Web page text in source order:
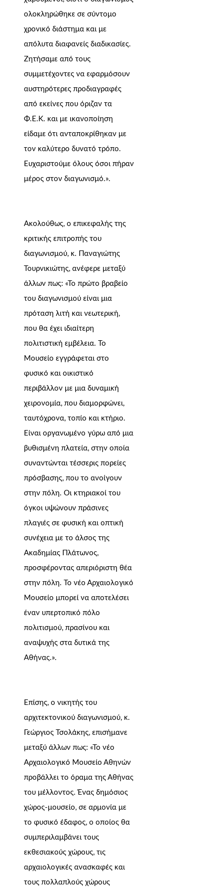
ολοκληρώθηκε σε σύντομο
χρονικό διάστημα και με
απόλυτα διαφανείς διαδικασίες.
Ζητήσαμε από τους
συμμετέχοντες να εφαρμόσουν
αυστηρότερες προδιαγραφές
από εκείνες που όριζαν τα
Φ.Ε.Κ. και με ικανοποίηση
είδαμε ότι ανταποκρίθηκαν με
τον καλύτερο δυνατό τρόπο.
Ευχαριστούμε όλους όσοι πήραν
μέρος στον διαγωνισμό.».
Ακολούθως, ο επικεφαλής της
κριτικής επιτροπής του
διαγωνισμού, κ. Παναγιώτης
Τουρνικιώτης, ανέφερε μεταξύ
άλλων πως: «Το πρώτο βραβείο
του διαγωνισμού είναι μια
πρόταση λιτή και νεωτερική,
που θα έχει ιδιαίτερη
πολιτιστική εμβέλεια. Το
Μουσείο εγγράφεται στο
φυσικό και οικιστικό
περιβάλλον με μια δυναμική
χειρονομία, που διαμορφώνει,
ταυτόχρονα, τοπίο και κτήριο.
Είναι οργανωμένο γύρω από μια
βυθισμένη πλατεία, στην οποία
συναντώνται τέσσερις πορείες
πρόσβασης, που το ανοίγουν
στην πόλη. Οι κτηριακοί του
όγκοι υψώνουν πράσινες
πλαγιές σε φυσική και οπτική
συνέχεια με το άλσος της
Ακαδημίας Πλάτωνος,
προσφέροντας απεριόριστη θέα
στην πόλη. Το νέο Αρχαιολογικό
Μουσείο μπορεί να αποτελέσει
έναν υπερτοπικό πόλο
πολιτισμού, πρασίνου και
αναψυχής στα δυτικά της
Αθήνας.».
Επίσης, ο νικητής του
αρχιτεκτονικού διαγωνισμού, κ.
Γεώργιος Τσολάκης, επισήμανε
μεταξύ άλλων πως: «Το νέο
Αρχαιολογικό Μουσείο Αθηνών
προβάλλει το όραμα της Αθήνας
του μέλλοντος. Ένας δημόσιος
χώρος-μουσείο, σε αρμονία με
το φυσικό έδαφος, ο οποίος θα
συμπεριλαμβάνει τους
εκθεσιακούς χώρους, τις
αρχαιολογικές ανασκαφές και
τους πολλαπλούς χώρους